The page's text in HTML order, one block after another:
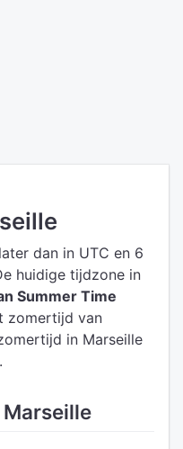
dan in UTC en 6
huidige tijdzone in
Summer Time
zomertijd van
in Marseille